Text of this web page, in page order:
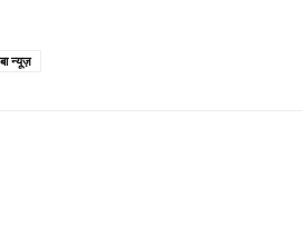
न्यूज़